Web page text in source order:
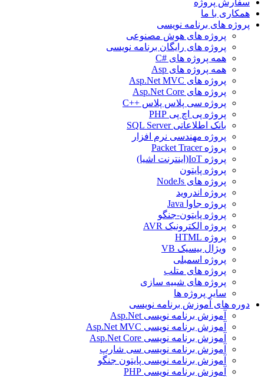
همکاری با ما
پروژه های برنامه نویسی
پروژه های هوش مصنوعی
پروژه های رایگان برنامه نویسی
همه پروژه های #C
همه پروژه های Asp
پروژه های Asp.Net MVC
پروژه های Asp.Net Core
پروژه سی پلاس پلاس ++C
پروژه پی اچ پی PHP
بانک اطلاعاتی SQL Server
پروژه مهندسی نرم افزار
پروژه Packet Tracer
پروژه IoT(اینترنت اشیا)
پروژه پایتون
پروژه های NodeJs
پروژه اندروید
پروژه جاوا Java
پروژه پایتون-جنگو
پروژه الکترونیک AVR
پروژه HTML
ویژال بیسیک VB
پروژه اسمبلی
پروژه های متلب
پروژه های شبیه سازی
سایر پروژه ها
دوره های آموزش برنامه نویسی
آموزش برنامه نویسی Asp.Net
آموزش برنامه نویسی Asp.Net MVC
آموزش برنامه نویسی Asp.Net Core
آموزش برنامه نویسی سی شارپ
آموزش برنامه نویسی پایتون جنگو
آموزش برنامه نویسی PHP